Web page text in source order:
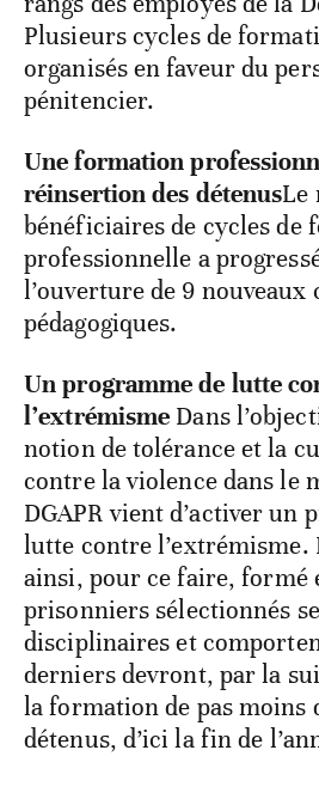
Plusieurs cycles de
organisés en faveur du
pénitencier.
Une formation
réinsertion des détenusLe
bénéficiaires de cycles de
professionnelle a
l’ouverture de 9 nouveaux
pédagogiques.
Un programme de lutte
l’extrémisme Dans
notion de tolérance et la
contre la violence dans le
DGAPR vient d’activer un
lutte contre l’extrémisme.
ainsi, pour ce faire, formé
prisonniers sélectionnés
disciplinaires et
derniers devront, par la
la formation de pas moins
détenus, d’ici la fin de